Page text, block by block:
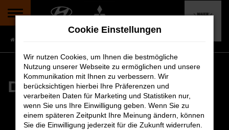
Zum
Hauptinhalt
springen
Datenschutzerklärung
Cookie Einstellungen
Wir nutzen Cookies, um Ihnen die bestmögliche
Nutzung unserer Webseite zu ermöglichen und unsere
Kommunikation mit Ihnen zu verbessern. Wir
berücksichtigen hierbei Ihre Präferenzen und
verarbeiten Daten für Marketing und Statistiken nur,
wenn Sie uns Ihre Einwilligung geben. Wenn Sie zu
einem späteren Zeitpunkt Ihre Meinung ändern, können
Sie die Einwilligung jederzeit für die Zukunft widerrufen.